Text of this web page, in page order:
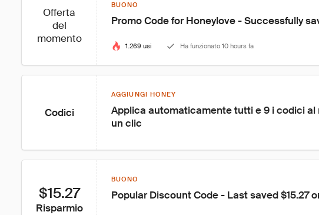
Offerta
del
momento
BUONO
Promo Code for Honeylove - Successfully
1.269 usi Ha funzionato 10 hours fa
Codici
AGGIUNGI HONEY
Applica automaticamente tutti e 9 i codici
un clic
$15.27
Risparmio
BUONO
Popular Discount Code - Last saved $15.27